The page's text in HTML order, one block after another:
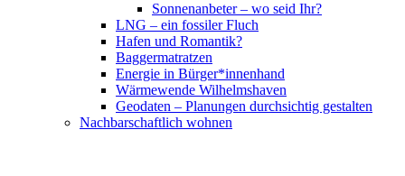
Sonnenanbeter – wo seid Ihr?
LNG – ein fossiler Fluch
Hafen und Romantik?
Baggermatratzen
Energie in Bürger*innenhand
Wärmewende Wilhelmshaven
Geodaten – Planungen durchsichtig gestalten
Nachbarschaftlich wohnen